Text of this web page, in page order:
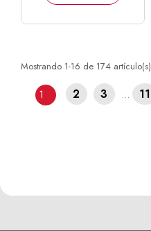
Mostrando 1-16 de 174 artículo(s)
1 2 3 … 11